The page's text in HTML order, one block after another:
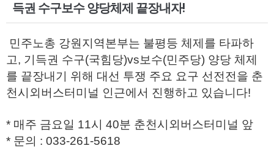
득권 수구보수 양당체제 끝장내자!
민주노총 강원지역본부는 불평등 체제를 타파하
고, 기득권 수구(국힘당)vs보수(민주당) 양당 체제
를 끝장내기 위해 대선 투쟁 주요 요구 선전전을 춘
천시외버스터미널 인근에서 진행하고 있습니다!
* 매주 금요일 11시 40분 춘천시외버스터미널 앞
* 문의 : 033-261-5618